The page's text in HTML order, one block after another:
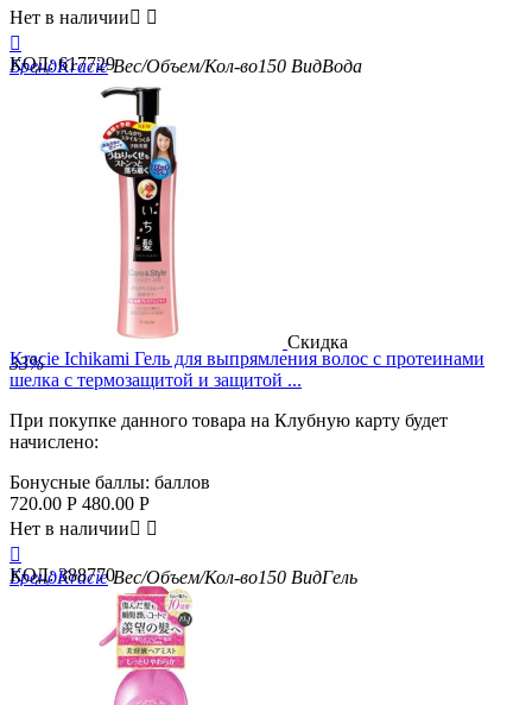
Нет в наличии 

БрендKracie Вес/Объем/Кол-во150 ВидВода
КОД: 617729
Скидка
33%
Kracie Ichikami Гель для выпрямления волос с протеинами
шелка с термозащитой и защитой ...
При покупке данного товара на Клубную карту будет
начислено:
Бонусные баллы: баллов
720.00 Р 480.00 Р
Нет в наличии 

БрендKracie Вес/Объем/Кол-во150 ВидГель
КОД: 388770